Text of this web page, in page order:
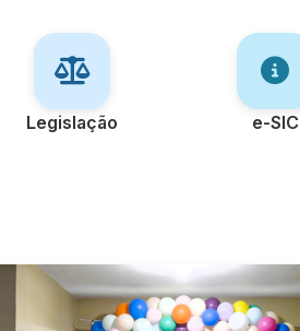
Legislação e-SIC